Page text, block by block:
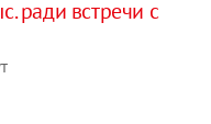
ради встречи с